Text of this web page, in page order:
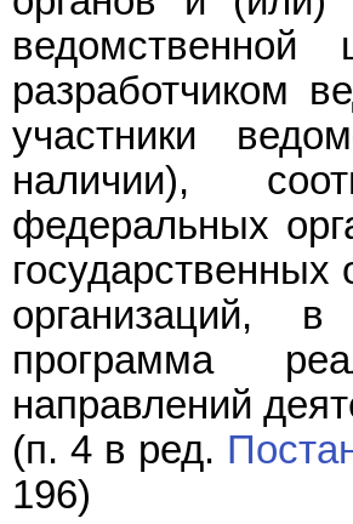
разработчиком
участники
наличии),
федеральных
организаций,
программа
направлений
(п. 4 в ред.
196)